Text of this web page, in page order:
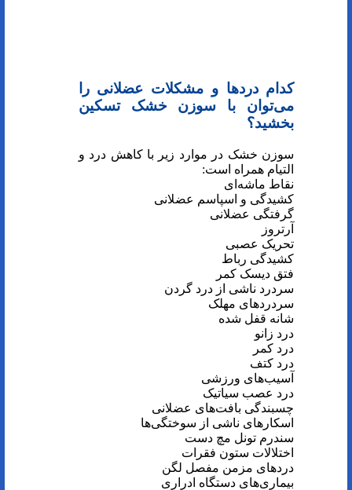
کدام درد‌ها و مشکلات عضلانی را
می‌توان با سوزن خشک تسکین
بخشید؟
سوزن خشک در موارد زیر با کاهش درد و
التیام همراه است:
نقاط ماشه‌ای
کشیدگی و اسپاسم عضلانی
گرفتگی عضلانی
آرتروز
تحریک عصبی
کشیدگی رباط
فتق دیسک کمر
سردرد ناشی از درد گردن
سردرد‌های مهلک
شانه قفل شده
درد زانو
درد کمر
درد کتف
آسیب‌های ورزشی
درد عصب سیاتیک
چسبندگی بافت‌های عضلانی
اسکار‌های ناشی از سوختگی‌ها
سندرم تونل مچ دست
اختلالات ستون فقرات
درد‌های مزمن مفصل لگن
بیماری‌های دستگاه ادراری